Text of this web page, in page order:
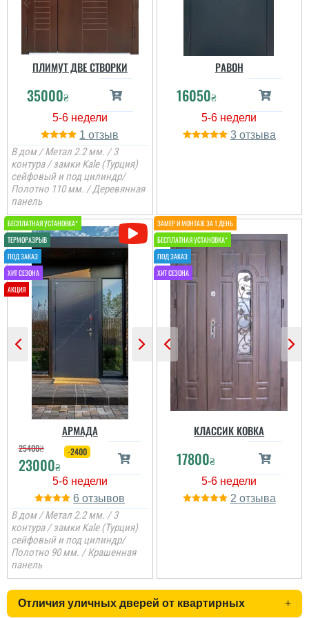
зробили за місяць, я
дуже завдоволений....
Генадій
Дуже сподобався
дизайн дверей та якість,
сроки норма, чекав не
довго, воно того варте.
Замірник Олександр
дуже надійна та вічлива
людина і знає, що
запропонувать....
ПЛИМУТ ДВЕ СТВОРКИ
35000₴
1
В дом / Метал 2.2 мм. / 3
контура / замки Kale (Турция)
сейфовый и под цилиндр/
Полотно 110 мм. / Деревянная
панель
РАВОН
16050₴
3
АРМАДА
25400₴
23000₴
-2400
6
В дом / Метал 2.2 мм. / 3
контура / замки Kale (Турция)
сейфовый и под цилиндр/
Полотно 90 мм. / Крашенная
панель
КЛАССИК КОВКА
17800₴
2
Отличия уличных дверей от квартирных +